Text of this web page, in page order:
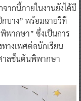
ากนี้ภายในงานยังได้มี
บาง” พร้อมฉายวีที
พากษา” ซึ่งเป็นการ
างเพศต่อนักเรียน
าลชั้นต้นพิพากษา